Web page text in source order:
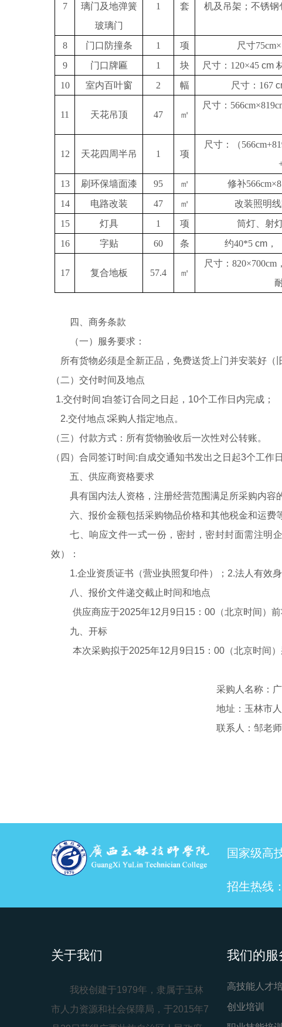
7
璃门及地弹簧
玻璃门
1 套
机及吊架；不锈
8
门口防撞条 1 项 尺寸
9
门口牌匾 1 块 尺寸： 120×45cm
10
室内百叶窗 2 幅 尺寸： 167
11 天花吊顶 47 ㎡
尺寸：
12 天花四周半吊 1 项
尺寸：（
13
刷环保墙面漆 95 ㎡ 修补
14
电路改装 47 ㎡ 改装照明
15
灯具 1 项 筒灯、射
16
字贴 60 条 约40*5 cm，
17 复合地板 57.4 ㎡
尺寸： 820×700cm
四、 商务条款
（一）服务要求：
所有货物必须是全新正品，免费送货上门并安装好
（二）交付时间及地点
1.交付时间∶自签订合同之日起， 10个工作日内完成；
2.交付地点∶采购人指定地点。
（三）付款方式：所有货物验收后一次性对公转账。
（四）合同签订时间:自成交通知书发出之日起3个工作
五、供应商资格要求
具有国内法人资格，注册经营范围满足所采购内容
六、报价金额包括采购物品价格和其他税金和运费
七、响应文件一式一份，密封，密封封面需注明
效）：
1.企业资质证书（营业执照复印件） ； 2.法人 有效
八、报价文件递交截止时间和地点
供应商应于2025年12 月9 日 15 ：00 （北京时间）
九、 开标
本次采购拟于2025年12 月9 日 15 ：00 （北京时间）
采购人名称：
地址：玉林市
联系人：邹老师
国家级高
招生热线
关于我们
我校创建于1979年，隶属于玉林
市人力资源和社会保障局，于2015年7
我们的服
高技能人才
创业培训